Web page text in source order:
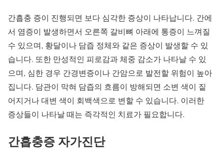
간흡충 증이 진행되면 보다 심각한 증상이 나타납니다. 간에
서 염증이 발생하면서 오른쪽 갈비뼈 아래에 통증이 느껴질
수 있으며, 황달이나 담즙 정체와 같은 증상이 발생할 수 있
습니다. 또한 만성적인 피로감과 체중 감소가 나타날 수 있
으며, 심한 경우 간경변증이나 간암으로 발전할 위험이 높아
집니다. 담관이 막혀 담즙의 흐름이 방해되면 소변 색이 짙
어지거나 대변 색이 회백색으로 변할 수 있습니다. 이러한
증상들이 나타날 때는 즉각적인 치료가 필요합니다.
간흡충증 자가진단